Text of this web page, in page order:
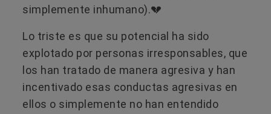
simplemente inhumano).💔
Lo triste es que su potencial ha sido
explotado por personas irresponsables, que
los han tratado de manera agresiva y han
incentivado esas conductas agresivas en
ellos o simplemente no han entendido